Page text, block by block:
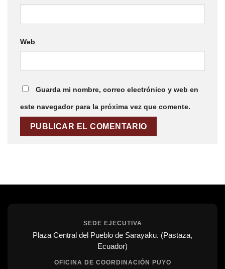
Web
Guarda mi nombre, correo electrónico y web en
este navegador para la próxima vez que comente.
SEDE EJECUTIVA
Plaza Central del Pueblo de Sarayaku. (Pastaza,
Ecuador)
OFICINA DE COORDINACIÓN PUYO